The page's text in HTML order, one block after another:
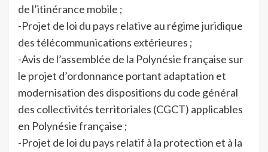
de l’itinérance mobile ;
-Projet de loi du pays relative au régime juridique
des télécommunications extérieures ;
-Avis de l’assemblée de la Polynésie française sur
le projet d’ordonnance portant adaptation et
modernisation des dispositions du code général
des collectivités territoriales (CGCT) applicables
en Polynésie française ;
-Projet de loi du pays relatif à la protection et à la